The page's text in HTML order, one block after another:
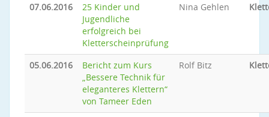
07.06.2016
25 Kinder und
Jugendliche
erfolgreich bei
Kletterscheinprüfung
Nina Gehlen
05.06.2016
Bericht zum Kurs
„Bessere Technik für
eleganteres Klettern“
von Tameer Eden
Rolf Bitz